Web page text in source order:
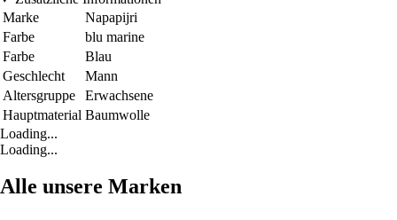
Marke
Napapijri
Farbe
blu marine
Farbe
Blau
Geschlecht
Mann
Altersgruppe
Erwachsene
Hauptmaterial Baumwolle
Loading...
Loading...
Alle unsere Marken